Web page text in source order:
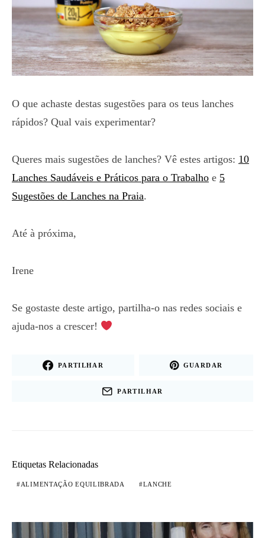
O que achaste destas sugestões para os teus lanches
rápidos? Qual vais experimentar?
Queres mais sugestões de lanches? Vê estes artigos: 10
Lanches Saudáveis e Práticos para o Trabalho e 5
Sugestões de Lanches na Praia.
Até à próxima,
Irene
Se gostaste deste artigo, partilha-o nas redes sociais e
ajuda-nos a crescer!
PARTILHAR GUARDAR
PARTILHAR
Etiquetas Relacionadas
ALIMENTAÇÃO EQUILIBRADA LANCHE